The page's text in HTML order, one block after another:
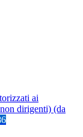
ai
dirigenti) (da